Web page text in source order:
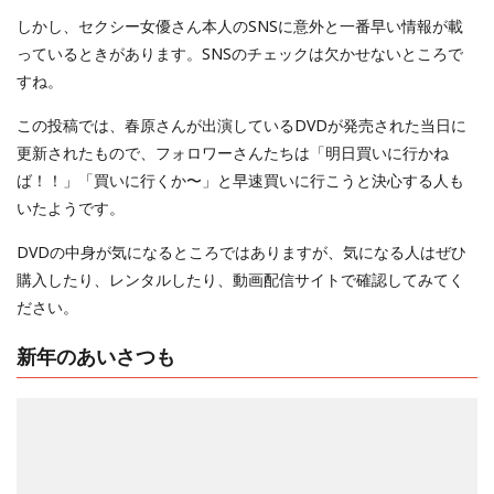
しかし、セクシー女優さん本人のSNSに意外と一番早い情報が載
っているときがあります。SNSのチェックは欠かせないところで
すね。
この投稿では、春原さんが出演しているDVDが発売された当日に
更新されたもので、フォロワーさんたちは「明日買いに行かね
ば！！」「買いに行くか〜」と早速買いに行こうと決心する人も
いたようです。
DVDの中身が気になるところではありますが、気になる人はぜひ
購入したり、レンタルしたり、動画配信サイトで確認してみてく
ださい。
新年のあいさつも